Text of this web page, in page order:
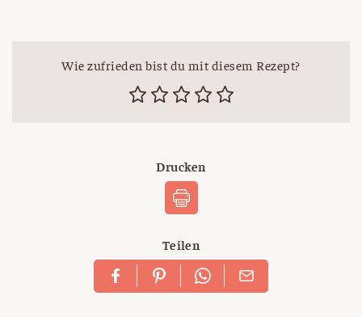
Wie zufrieden bist du mit diesem Rezept?
Drucken
Teilen